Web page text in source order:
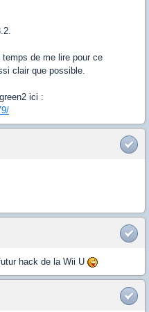
de me lire pour ce
clair que possible.
ici :
hack de la Wii U